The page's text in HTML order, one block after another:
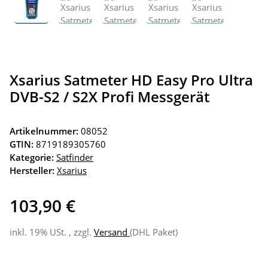
Xsarius Satmeter HD Easy Pro Ultra
DVB-S2 / S2X Profi Messgerät
Artikelnummer: 08052
GTIN: 8719189305760
Kategorie: Satfinder
Hersteller: Xsarius
103,90 €
inkl. 19% USt. , zzgl. Versand (DHL Paket)